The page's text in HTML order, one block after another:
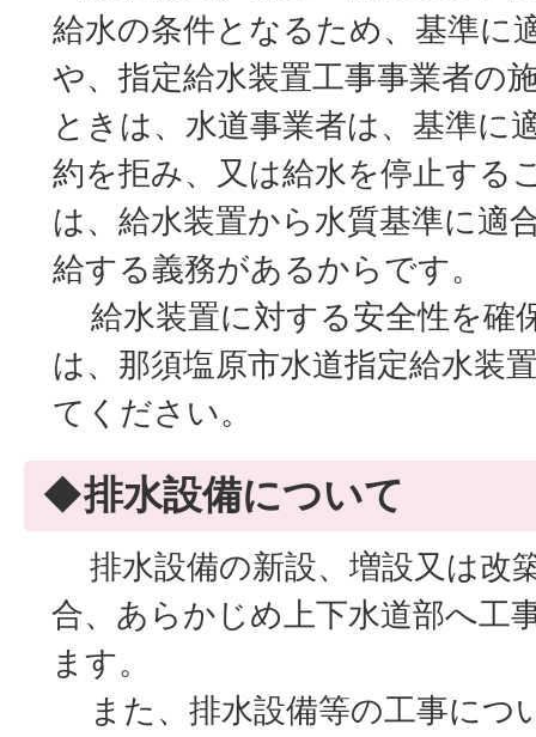
給水の条件となるため、基準に
や、指定給水装置工事事業者の
ときは、水道事業者は、基準に
約を拒み、又は給水を停止する
は、給水装置から水質基準に適
給する義務があるからです。
給水装置に対する安全性を確
は、那須塩原市水道指定給水装
てください。
◆排水設備について
排水設備の新設、増設又は改
合、あらかじめ上下水道部へ工
ます。
また、排水設備等の工事につ